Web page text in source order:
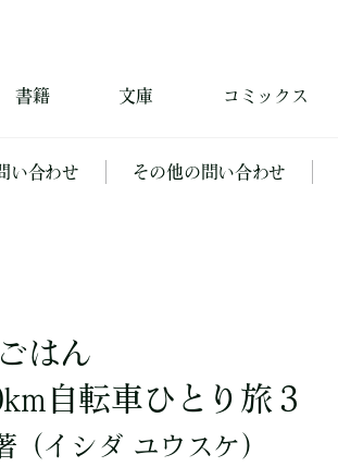
書籍 文庫 コミックス
い合わせ その他の問い合わせ
はん
自転車ひとり旅３
（イシダ ユウスケ）